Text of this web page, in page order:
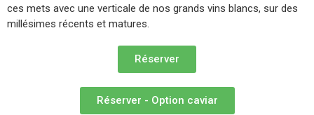
ces mets avec une verticale de nos grands vins blancs, sur des
millésimes récents et matures.
Réserver
Réserver - Option caviar